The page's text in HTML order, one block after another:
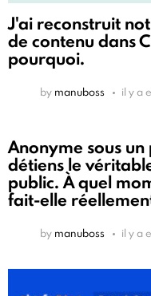
J'ai reconstruit
de contenu dans
pourquoi.
by manuboss il y a
Anonyme sous
détiens le
public. À quel
fait-elle
by manuboss il y a